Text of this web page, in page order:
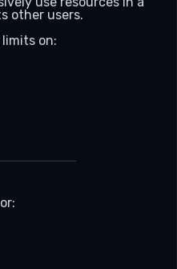
other users.
limits on: